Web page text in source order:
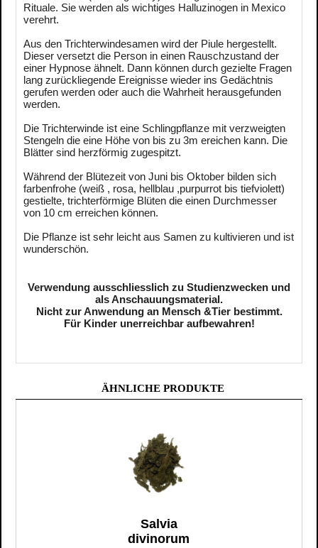
Rituale. Sie werden als wichtiges Halluzinogen in Mexico
verehrt.
Aus den Trichterwindesamen wird der Piule hergestellt.
Dieser versetzt die Person in einen Rauschzustand der
einer Hypnose ähnelt. Dann können durch gezielte Fragen
lang zurückliegende Ereignisse wieder ins Gedächtnis
gerufen werden oder auch die Wahrheit herausgefunden
werden.
Die Trichterwinde ist eine Schlingpflanze mit verzweigten
Stengeln die eine Höhe von bis zu 3m ereichen kann. Die
Blätter sind herzförmig zugespitzt.
Während der Blütezeit von Juni bis Oktober bilden sich
farbenfrohe (weiß , rosa, hellblau ,purpurrot bis tiefviolett)
gestielte, trichterförmige Blüten die einen Durchmesser
von 10 cm erreichen können.
Die Pflanze ist sehr leicht aus Samen zu kultivieren und ist
wunderschön.
Verwendung ausschliesslich zu Studienzwecken und
als Anschauungsmaterial.
Nicht zur Anwendung an Mensch &Tier bestimmt.
Für Kinder unerreichbar aufbewahren!
ÄHNLICHE PRODUKTE
Salvia
divinorum